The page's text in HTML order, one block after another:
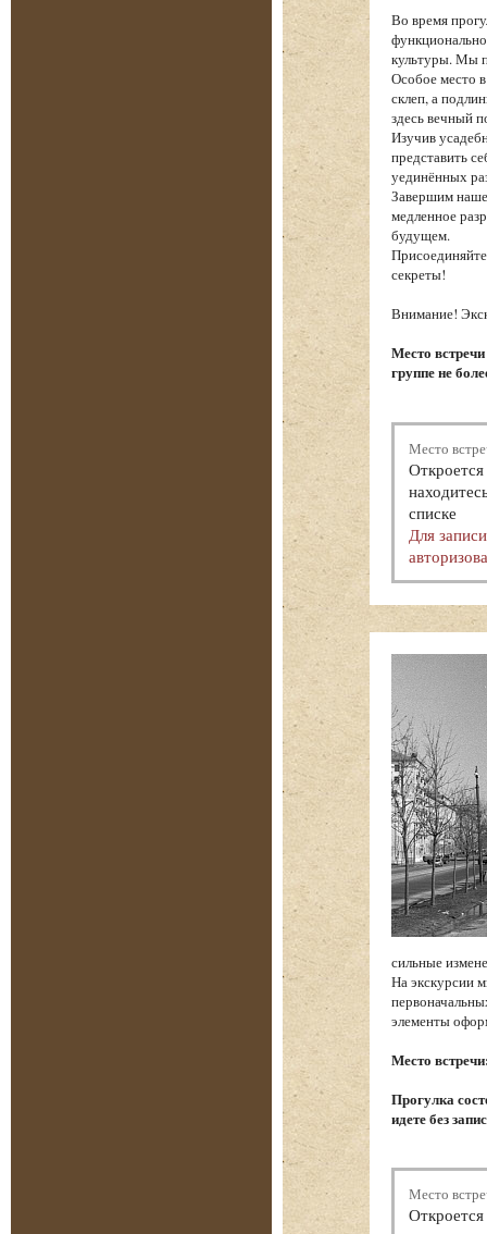
Во время
культуры. Мы
Особое место
склеп, а
здесь вечный
Изучив
представить
уединённых
Завершим
медленное
будущем.
секреты!
Внимание!
Место
группе не
Место
списке
Для
сильные
На экскурсии
элементы
Место
Прогулка
идете без
Место